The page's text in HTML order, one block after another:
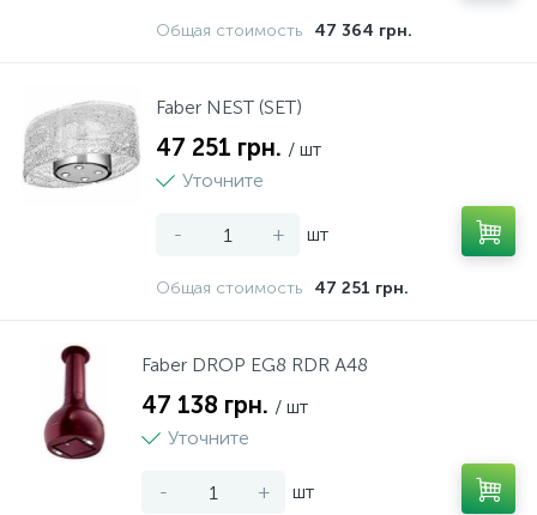
Общая стоимость 47 364 грн.
Faber NEST (SET)
47 251 грн. / шт
Уточните
- + шт
Общая стоимость 47 251 грн.
Faber DROP EG8 RDR A48
47 138 грн. / шт
Уточните
- + шт